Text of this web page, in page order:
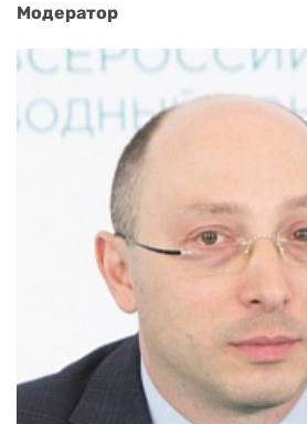
Модератор